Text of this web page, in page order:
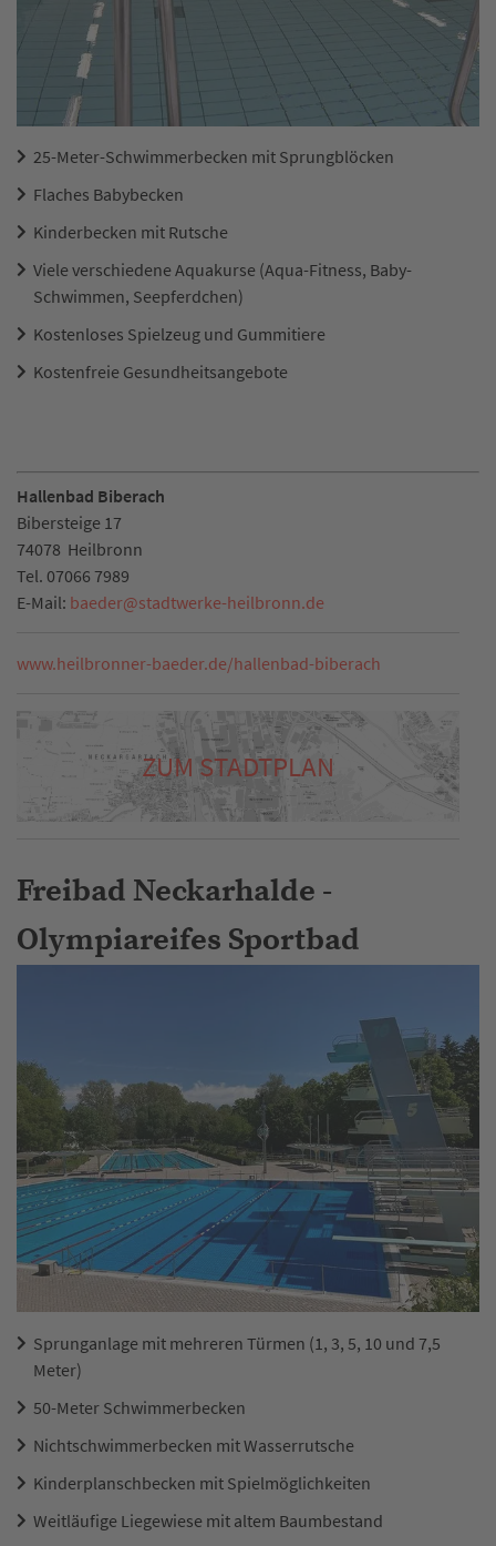
25-Meter-Schwimmerbecken mit Sprungblöcken
Flaches Babybecken
Kinderbecken mit Rutsche
Viele verschiedene Aquakurse (Aqua-Fitness, Baby-
Schwimmen, Seepferdchen)
Kostenloses Spielzeug und Gummitiere
Kostenfreie Gesundheitsangebote
Hallenbad Biberach
Bibersteige 17
74078 Heilbronn
Tel. 07066 7989
E-Mail: baeder@stadtwerke-heilbronn.de
www.heilbronner-baeder.de/hallenbad-biberach
ZUM STADTPLAN
Freibad Neckarhalde -
Olympiareifes Sportbad
Sprunganlage mit mehreren Türmen (1, 3, 5, 10 und 7,5
Meter)
50-Meter Schwimmerbecken
Nichtschwimmerbecken mit Wasserrutsche
Kinderplanschbecken mit Spielmöglichkeiten
Weitläufige Liegewiese mit altem Baumbestand